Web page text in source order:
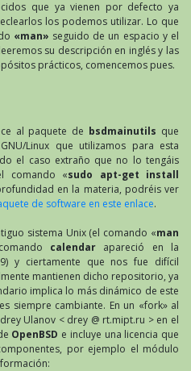
que ya vienen por defecto ya
los podemos utilizar. Lo que
«man» seguido de un espacio y el
su descripción en inglés y las
prácticos, comencemos pues.
al paquete de bsdmainutils que
Linux que utilizamos para esta
el caso extraño que no lo tengáis
comando «sudo apt-get install
en la materia, podréis ver
de software en este enlace.
sistema Unix (el comando «man
calendarapareció en la
y ciertamente que nos fue difícil
mantienen dicho repositorio, ya
implica lo más dinámico de este
siempre cambiante. En un «fork» al
Ulanov < drey @ rt.mipt.ru > en el
OpenBSD e incluye una licencia que
por ejemplo el módulo